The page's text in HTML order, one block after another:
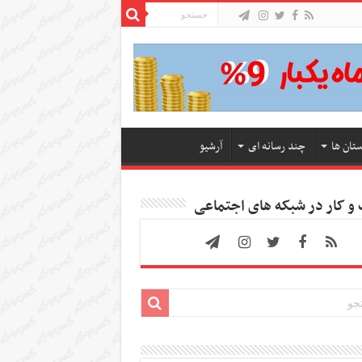
ها چند رسانه ای آرشیو
کار در شبکه های اجتماعی